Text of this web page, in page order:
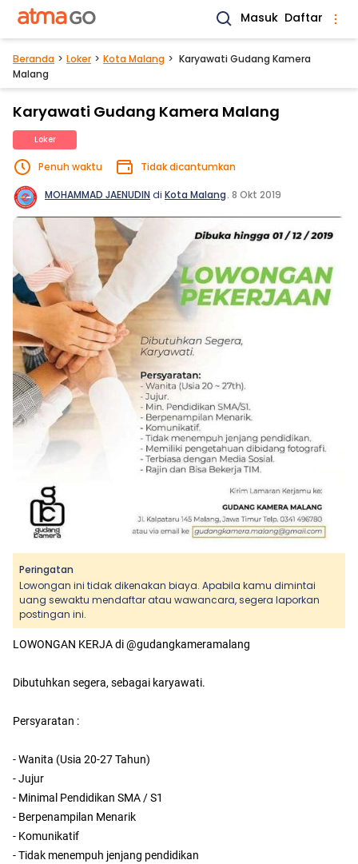
Masuk Daftar
Beranda Loker Kota Malang
Karyawati Gudang Kamera
Malang
Karyawati Gudang Kamera Malang
Loker
Penuh waktu Tidak dicantumkan
MOHAMMAD JAENUDIN di Kota Malang. 8 Okt 2019
Peringatan
Lowongan ini tidak dikenakan biaya. Apabila kamu dimintai
uang sewaktu mendaftar atau wawancara, segera laporkan
postingan ini.
LOWONGAN KERJA di @gudangkameramalang
Dibutuhkan segera, sebagai karyawati.
Persyaratan :
- Wanita (Usia 20-27 Tahun)
- Jujur
- Minimal Pendidikan SMA / S1
- Berpenampilan Menarik
- Komunikatif
- Tidak menempuh jenjang pendidikan